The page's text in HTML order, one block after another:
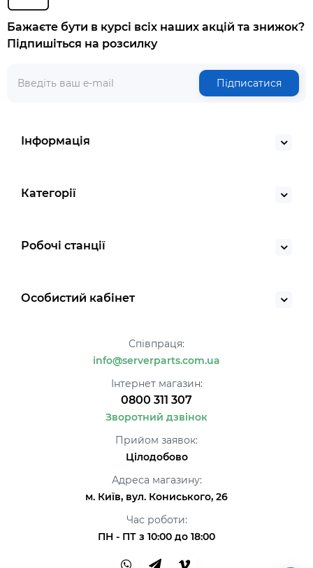
Бажаєте бути в курсі всіх наших акцій та знижок?
Підпишіться на розсилку
Підписатися
Інформація
Категорії
Робочі станції
Особистий кабінет
Співпраця:
info@serverparts.com.ua
Інтернет магазин:
0800 311 307
Зворотний дзвінок
Прийом заявок:
Цілодобово
Адреса магазину:
м. Київ, вул. Кониського, 26
Час роботи:
ПН - ПТ з 10:00 до 18:00